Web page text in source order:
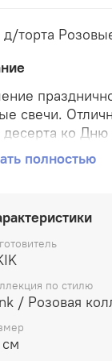
торта
свечи.
десерта ко
Свадьбе,
- 0,5см,
полностью
по стилю
/ Розовая
см